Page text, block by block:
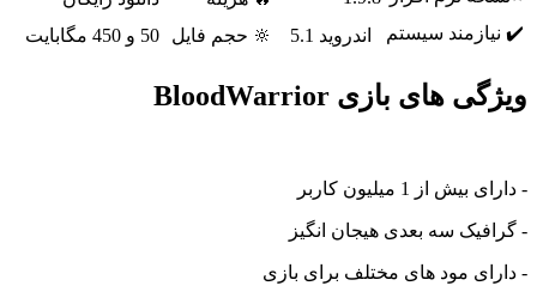
✔️ نیازمند سیستم
اندروید 5.1 🔆 حجم فایل 50 و 450 مگابایت
ویژگی های بازی BloodWarrior
- دارای بیش از 1 میلیون کاربر
- گرافیک سه بعدی هیجان انگیز
- دارای مود های مختلف برای بازی